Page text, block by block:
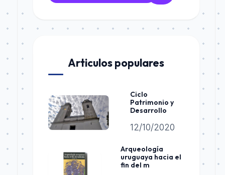
Articulos populares
Ciclo
Patrimonio y
Desarrollo
12/10/2020
Arqueología
uruguaya hacia el
fin del m